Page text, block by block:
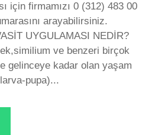
için firmamızı 0 (312) 483 00
arayabilirsiniz.
UYGULAMASI NEDİR?
ve benzeri birçok
gelinceye kadar olan yaşam
pupa)...